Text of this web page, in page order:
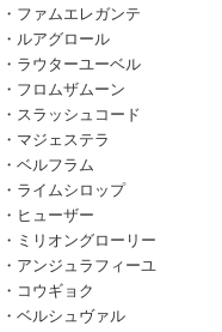
・ファムエレガンテ
・ルアグロール
・ラウターユーベル
・フロムザムーン
・スラッシュコード
・マジェステラ
・ベルフラム
・ライムシロップ
・ヒューザー
・ミリオングローリー
・アンジュラフィーユ
・コウギョク
・ベルシュヴァル